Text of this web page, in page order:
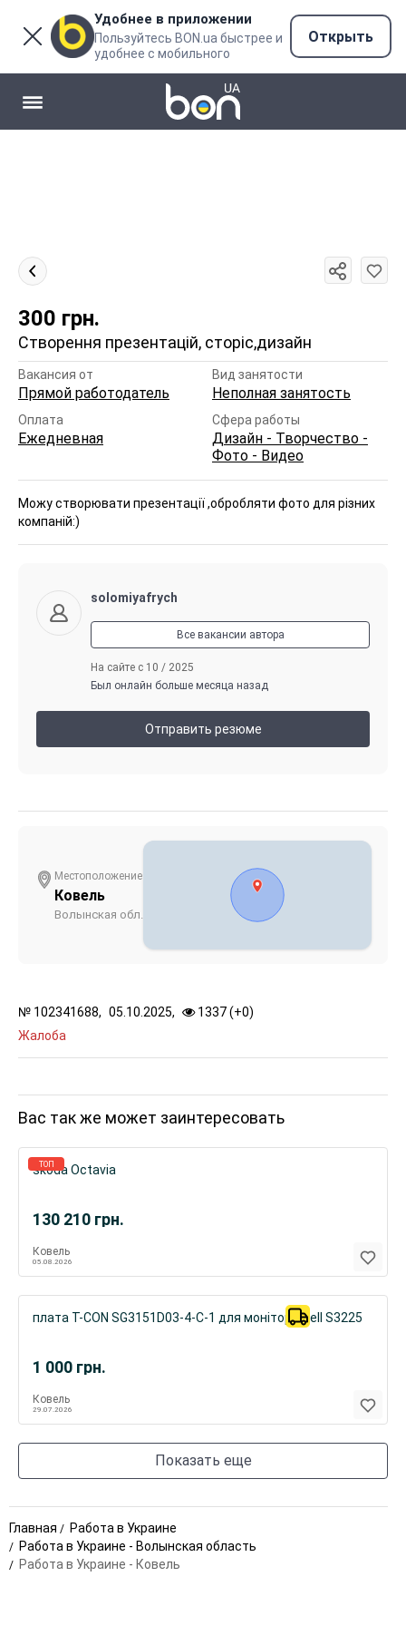
Удобнее в приложении
Пользуйтесь BON.ua быстрее и
удобнее с мобильного
Открыть
300 грн.
Створення презентацій, сторіс,дизайн
Вакансия от
Прямой работодатель
Вид занятости
Неполная занятость
Оплата
Ежедневная
Сфера работы
Дизайн - Творчество -
Фото - Видео
Можу створювати презентації ,обробляти фото для різних
компаній:)
№ 102341688, 05.10.2025, 1337 (+0)
Жалоба
solomiyafrych
Все вакансии автора
На сайте с 10 / 2025
Был онлайн больше месяца назад
Отправить резюме
Местоположение
Ковель
Волынская обл.
Вас так же может заинтересовать
ТОП
130 210 грн.
skoda Octavia
Ковель
05.08.2026
1 000 грн.
плата T-CON SG3151D03-4-C-1 для монітора Dell S3225
Ковель
29.07.2026
Показать еще
Главная
Работа в Украине
Работа в Украине - Волынская область
Работа в Украине - Ковель